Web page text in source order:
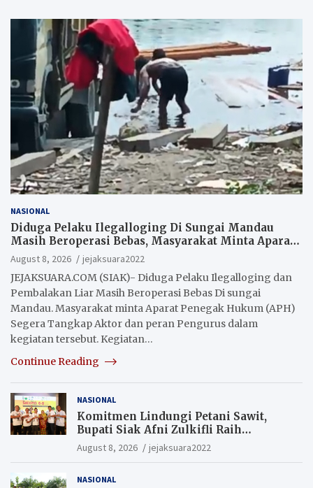
NASIONAL
Diduga Pelaku Ilegalloging Di Sungai Mandau
Masih Beroperasi Bebas, Masyarakat Minta Aparat
Penegak Hukum Segera Tangkap Aktor Dan
Pengurus.
August 8, 2026
jejaksuara2022
JEJAKSUARA.COM (SIAK)- Diduga Pelaku Ilegalloging dan
Pembalakan Liar Masih Beroperasi Bebas Di sungai
Mandau. Masyarakat minta Aparat Penegak Hukum (APH)
Segera Tangkap Aktor dan peran Pengurus dalam
kegiatan tersebut. Kegiatan…
Continue Reading
NASIONAL
Komitmen Lindungi Petani Sawit,
Bupati Siak Afni Zulkifli Raih
Penghargaan SIEXPO 2026
August 8, 2026 jejaksuara2022
NASIONAL